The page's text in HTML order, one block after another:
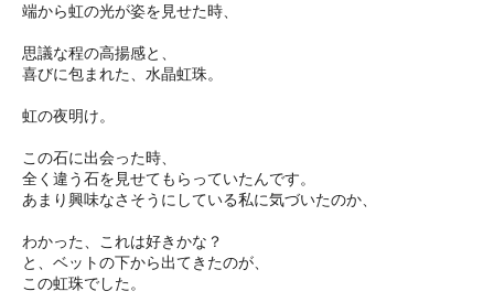
端から虹の光が姿を見せた時、
思議な程の高揚感と、
喜びに包まれた、水晶虹珠。
虹の夜明け。
この石に出会った時、
全く違う石を見せてもらっていたんです。
あまり興味なさそうにしている私に気づいたのか、
わかった、これは好きかな？
と、ベットの下から出てきたのが、
この虹珠でした。